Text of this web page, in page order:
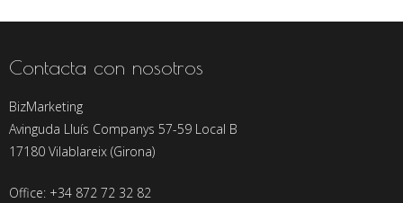
Contacta con nosotros
BizMarketing
Avinguda Lluís Companys 57-59 Local B
17180 Vilablareix (Girona)
Office: +34 872 72 32 82